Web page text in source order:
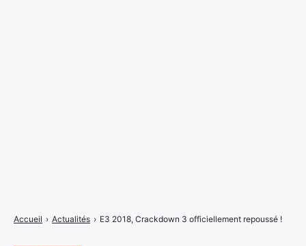
Accueil › Actualités › E3 2018, Crackdown 3 officiellement repoussé !